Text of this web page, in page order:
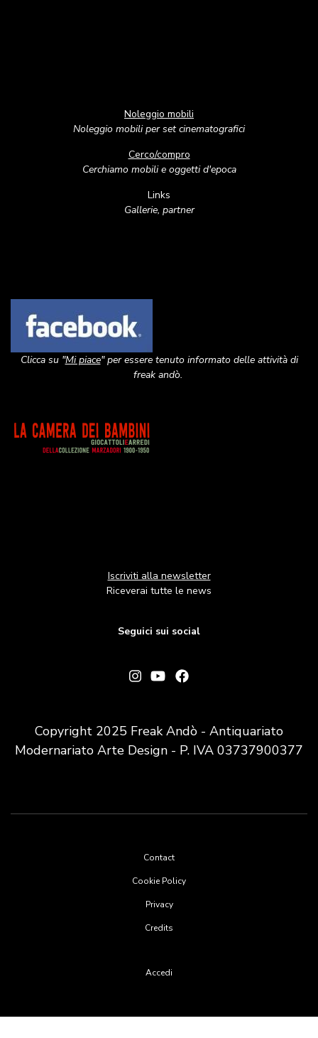
Noleggio mobili
Noleggio mobili per set cinematografici
Cerco/compro
Cerchiamo mobili e oggetti d'epoca
Links
Gallerie, partner
Clicca su "Mi piace" per essere tenuto informato delle attività di
freak andò.
Image
Iscriviti alla newsletter
Riceverai tutte le news
Seguici sui social
Copyright 2025 Freak Andò - Antiquariato
Modernariato Arte Design - P. IVA 03737900377
Contact
Cookie Policy
Privacy
Credits
Accedi